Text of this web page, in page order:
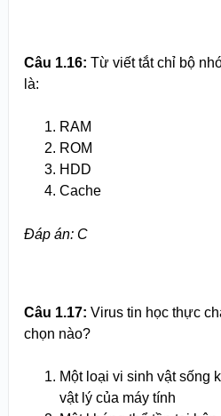
Câu 1.16: Từ viết tắt chỉ bộ
là:
RAM
ROM
HDD
Cache
Đáp án: C
Câu 1.17: Virus tin học thực
chọn nào?
Một loại vi sinh vật sống
vật lý của máy tính